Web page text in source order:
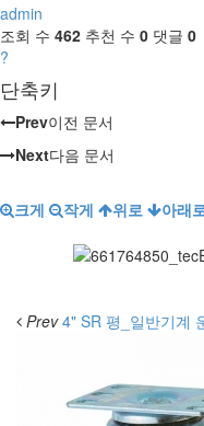
admin
조회 수 462 추천 수 0 댓글 0
?
단축키
Prev이전 문서
Next다음 문서
크게 작게 위로 아래
Prev4" SR 평_일반기계